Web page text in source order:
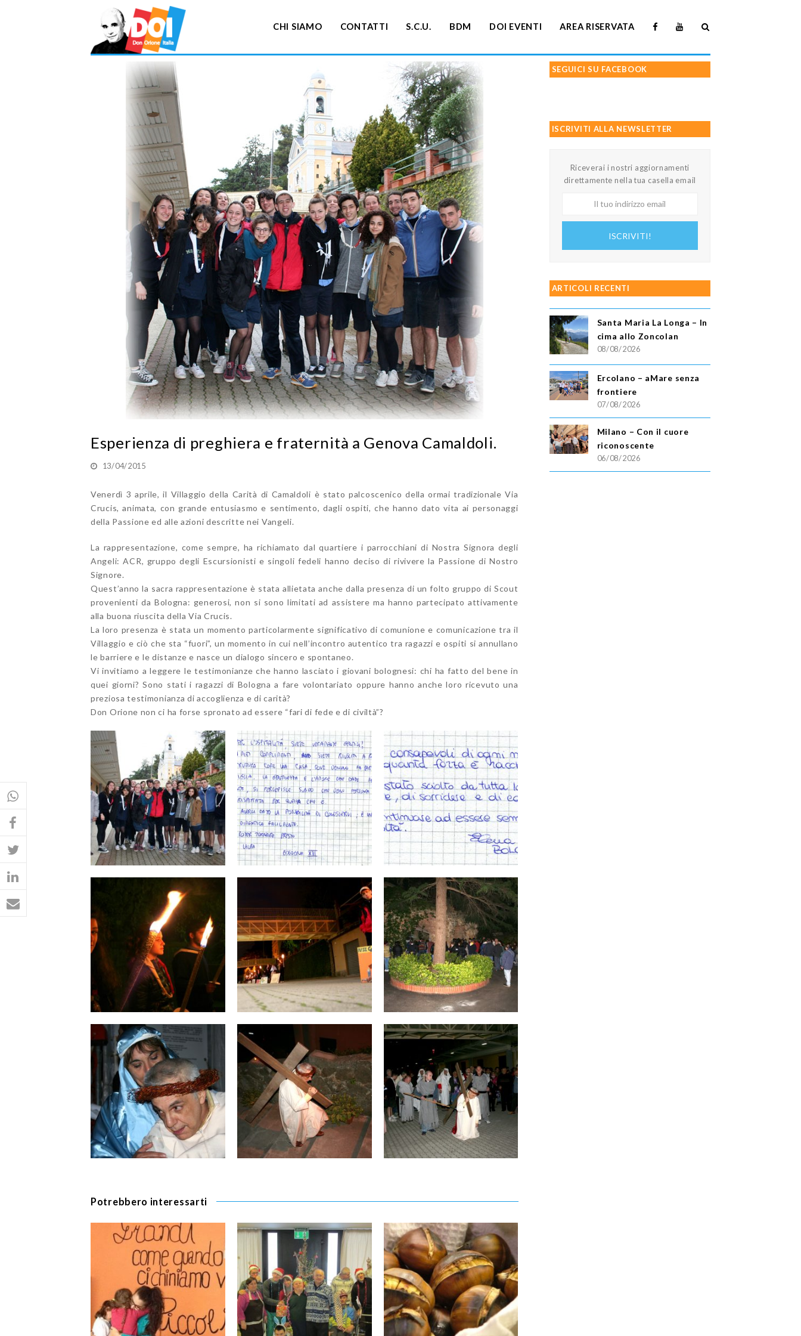
CHI SIAMO CONTATTI S.C.U. BDM DOI EVENTI AREA RISERVATA
Esperienza di preghiera e fraternità a Genova Camaldoli.
13/04/2015
Venerdì 3 aprile, il Villaggio della Carità di Camaldoli è stato palcoscenico della ormai tradizionale Via
Crucis, animata, con grande entusiasmo e sentimento, dagli ospiti, che hanno dato vita ai personaggi
della Passione ed alle azioni descritte nei Vangeli.
La rappresentazione, come sempre, ha richiamato dal quartiere i parrocchiani di Nostra Signora degli
Angeli: ACR, gruppo degli Escursionisti e singoli fedeli hanno deciso di rivivere la Passione di Nostro
Signore.
Quest’anno la sacra rappresentazione è stata allietata anche dalla presenza di un folto gruppo di Scout
provenienti da Bologna: generosi, non si sono limitati ad assistere ma hanno partecipato attivamente
alla buona riuscita della Via Crucis.
La loro presenza è stata un momento particolarmente significativo di comunione e comunicazione tra il
Villaggio e ciò che sta “fuori”, un momento in cui nell’incontro autentico tra ragazzi e ospiti si annullano
le barriere e le distanze e nasce un dialogo sincero e spontaneo.
Vi invitiamo a leggere le testimonianze che hanno lasciato i giovani bolognesi: chi ha fatto del bene in
quei giorni? Sono stati i ragazzi di Bologna a fare volontariato oppure hanno anche loro ricevuto una
preziosa testimonianza di accoglienza e di carità?
Don Orione non ci ha forse spronato ad essere “fari di fede e di civiltà”?
Potrebbero interessarti
SEGUICI SU FACEBOOK
ISCRIVITI ALLA NEWSLETTER
Riceverai i nostri aggiornamenti
direttamente nella tua casella email
ISCRIVITI!
ARTICOLI RECENTI
Santa Maria La Longa – In
cima allo Zoncolan
08/08/2026
Ercolano – aMare senza
frontiere
07/08/2026
Milano – Con il cuore
riconoscente
06/08/2026